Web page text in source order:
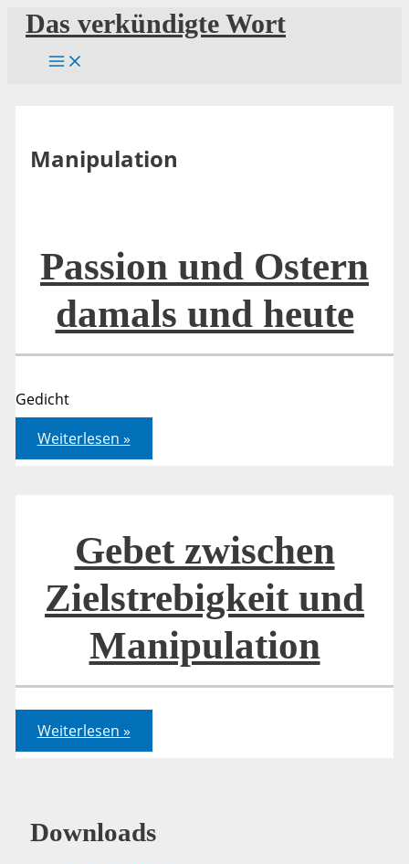
Zum
Inhalt
springen
Das verkündigte Wort
Manipulation
Passion und Ostern
damals und heute
Gedicht
Passion
und
Ostern
Weiterlesen »
Gebet zwischen
Zielstrebigkeit und
Manipulation
Gebet
zwischen
Zielstrebigkeit
Weiterlesen »
Downloads